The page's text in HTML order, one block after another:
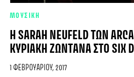
ΜΟΥΣΙΚΗ
H SARAH NEUFELD ΤΩΝ
ΚΥΡΙΑΚΉ ΖΩΝΤΑΝΆ ΣΤΟ SIX
1 ΦΕΒΡΟΥΑΡΊΟΥ, 2017